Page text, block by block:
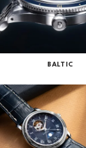
BALTIC